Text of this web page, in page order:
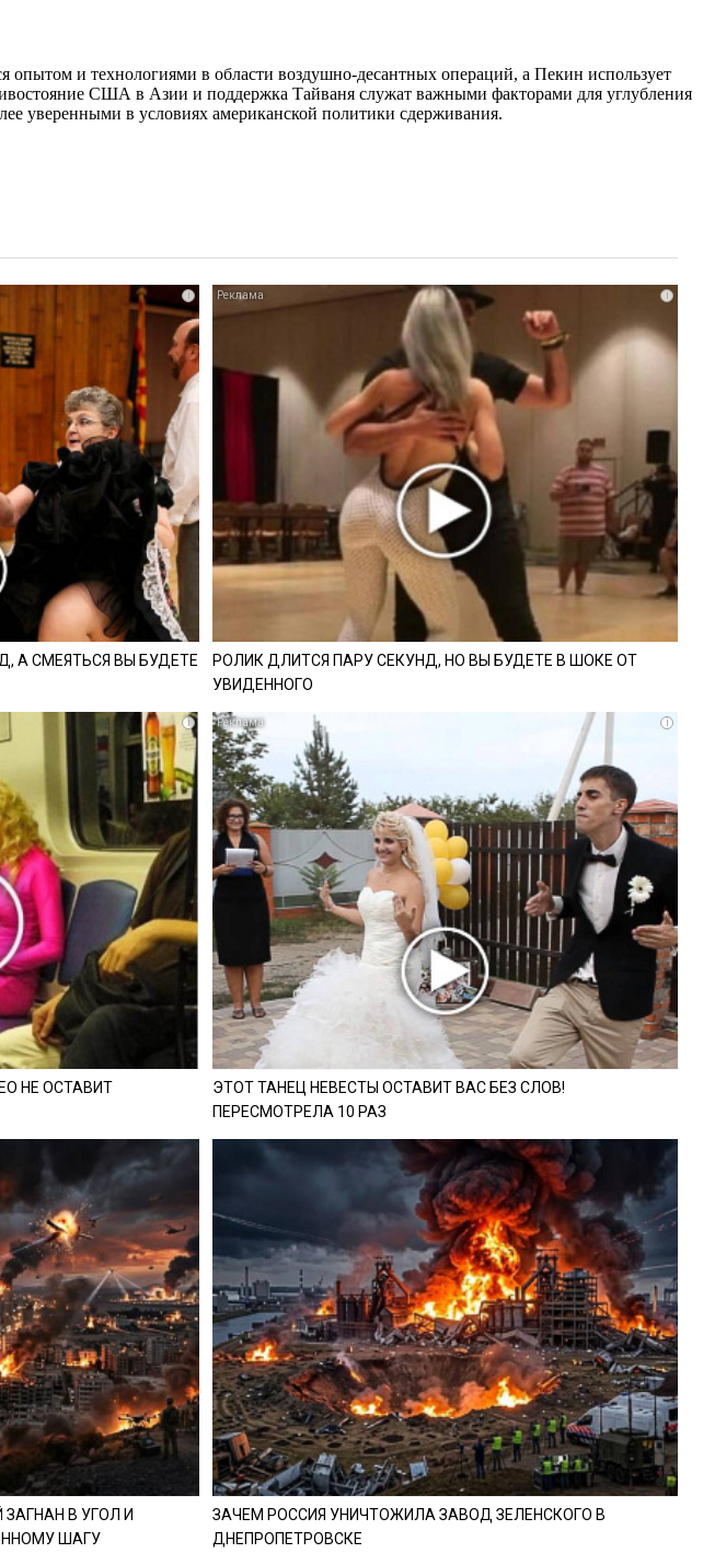
опытом и технологиями в области воздушно-десантных операций, а Пекин использует
США в Азии и поддержка Тайваня служат важными факторами для углубления
уверенными в условиях американской политики сдерживания.
i
А СМЕЯТЬСЯ ВЫ БУДЕТЕ
i
РОЛИК ДЛИТСЯ ПАРУ СЕКУНД, НО ВЫ БУДЕТЕ В ШОКЕ ОТ
УВИДЕННОГО
i
НЕ ОСТАВИТ
i
ЭТОТ ТАНЕЦ НЕВЕСТЫ ОСТАВИТ ВАС БЕЗ СЛОВ!
ПЕРЕСМОТРЕЛА 10 РАЗ
В УГОЛ И
ШАГУ
ЗАЧЕМ РОССИЯ УНИЧТОЖИЛА ЗАВОД ЗЕЛЕНСКОГО В
ДНЕПРОПЕТРОВСКЕ